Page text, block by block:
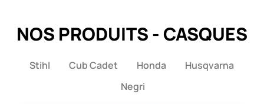
NOS PRODUITS - CASQUES
Stihl Cub Cadet Honda
Husqvarna
Negri